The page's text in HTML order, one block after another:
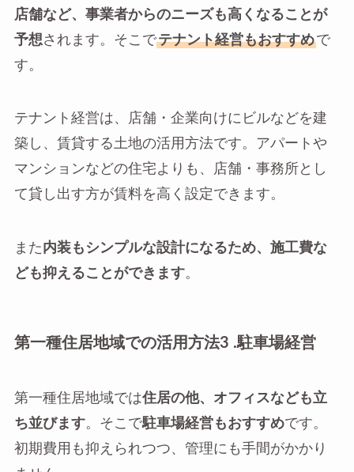
店舗など、事業者からのニーズも高くなることが
予想されます。そこでテナント経営もおすすめで
す。
テナント経営は、店舗・企業向けにビルなどを建
築し、賃貸する土地の活用方法です。アパートや
マンションなどの住宅よりも、店舗・事務所とし
て貸し出す方が賃料を高く設定できます。
また 内装もシンプルな設計になるため、施工費な
ども抑えることができます。
第一種住居地域での活用方法3 .駐車場経営
第一種住居地域では住居の他、オフィスなども立
ち並びます。そこで駐車場経営もおすすめです。
初期費用も抑えられつつ、管理にも手間がかかり